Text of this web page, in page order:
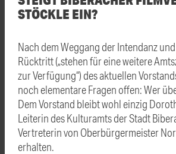
STÖCKLE EIN?
Nach dem Weggang der Intendanz
Rücktritt („stehen für eine weitere
zur Verfügung“) des aktuellen
noch elementare Fragen offen: Wer
Dem Vorstand bleibt wohl einzig
Leiterin des Kulturamts der Stadt
Vertreterin von Oberbürgermeister
erhalten.